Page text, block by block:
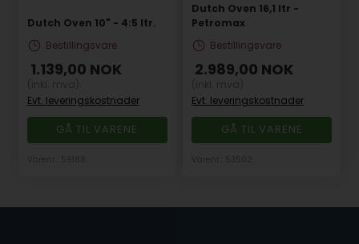
Dutch Oven 10" - 4:5 ltr.
Bestillingsvare
1.139,00 NOK
Evt. leveringskostnader
GÅ TIL VARENE
Dutch Oven 16,1 ltr -
Petromax
Bestillingsvare
2.989,00 NOK
Evt. leveringskostnader
GÅ TIL VARENE